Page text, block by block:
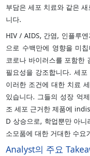
부담은 세포 치료와 같은
니다.
HIV / AIDS, 간염, 인플루
으로 수백만에 영향을 미
코로나 바이러스를 포함한
필요성을 강조합니다. 세
이러한 조건에 대한 치료
있습니다. 그들의 성장 억
조 세포 근거한 제품에
D 상승으로, 학업뿐만 아
소모품에 대한 거대한 수요
Analyst의 주요